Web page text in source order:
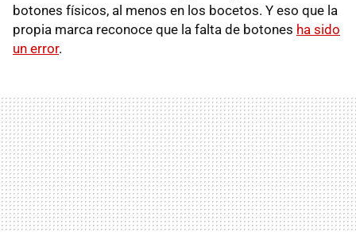
botones físicos, al menos en los bocetos. Y eso que la
propia marca reconoce que la falta de botones ha sido
un error.